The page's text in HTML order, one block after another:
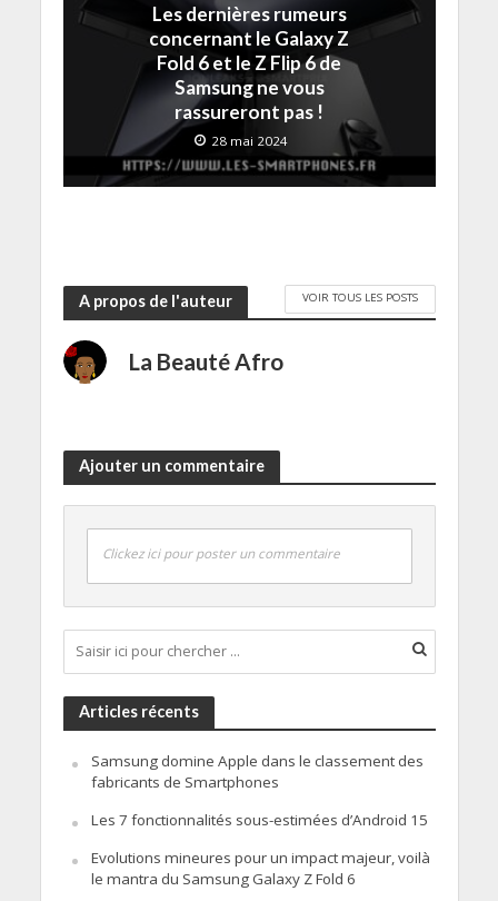
Les dernières rumeurs
concernant le Galaxy Z
Fold 6 et le Z Flip 6 de
Samsung ne vous
rassureront pas !
28 mai 2024
A propos de l'auteur VOIR TOUS LES POSTS
La Beauté Afro
Ajouter un commentaire
Clickez ici pour poster un commentaire
Articles récents
Samsung domine Apple dans le classement des
fabricants de Smartphones
Les 7 fonctionnalités sous-estimées d’Android 15
Evolutions mineures pour un impact majeur, voilà
le mantra du Samsung Galaxy Z Fold 6